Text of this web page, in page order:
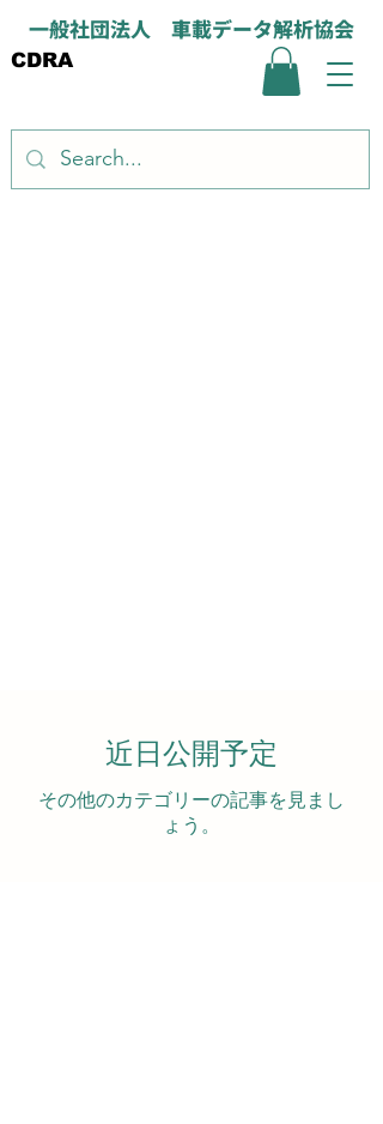
一般社団法人 車載データ解析協会
CDRA
近日公開予定
その他のカテゴリーの記事を見まし
ょう。